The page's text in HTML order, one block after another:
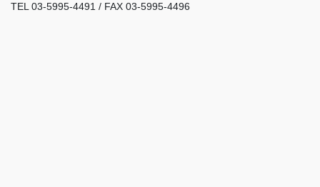
TEL 03-5995-4491 / FAX 03-5995-4496